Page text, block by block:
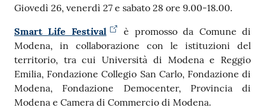
Giovedì 26, venerdì 27 e sabato 28 ore 9.00-18.00.
Smart Life Festival
è promosso da Comune di
Modena, in collaborazione con le istituzioni del
territorio, tra cui Università di Modena e Reggio
Emilia, Fondazione Collegio San Carlo, Fondazione di
Modena, Fondazione Democenter, Provincia di
Modena e Camera di Commercio di Modena.